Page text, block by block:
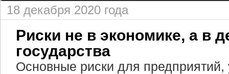
18 декабря 2020 года
Риски не в экономике, а в
государства
Основные риски для